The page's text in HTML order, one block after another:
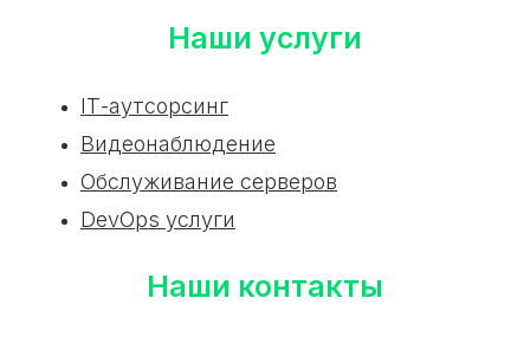
Наши услуги
ІТ-аутсорсинг
Видеонаблюдение
Обслуживание серверов
DevOps услуги
Наши контакты